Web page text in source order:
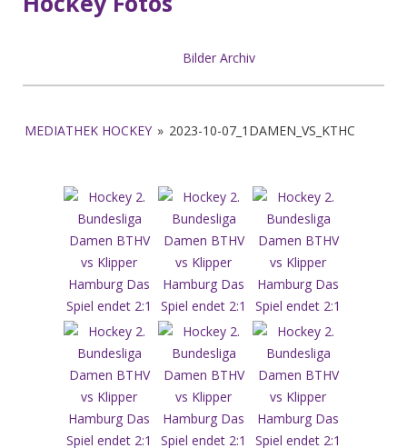
SPRINGEN
Bilder Archiv
MEDIATHEK HOCKEY » 2023-10-07_1DAMEN_VS_KTHC